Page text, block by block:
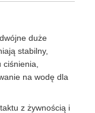
duże
stabilny,
na wodę dla
z żywnością i